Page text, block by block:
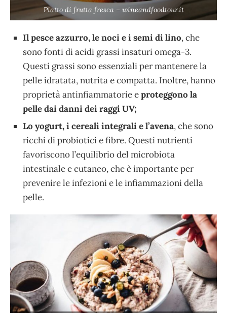
Piatto di frutta fresca – wineandfoodtour.it
Il pesce azzurro, le noci e i semi di lino, che
sono fonti di acidi grassi insaturi omega-3.
Questi grassi sono essenziali per mantenere la
pelle idratata, nutrita e compatta. Inoltre, hanno
proprietà antinfiammatorie eproteggono la
pelle dai danni dei raggi UV;
Lo yogurt, i cereali integrali e l’avena, che sono
ricchi di probiotici e fibre. Questi nutrienti
favoriscono l’equilibrio del microbiota
intestinale e cutaneo, che è importante per
prevenire le infezioni e le infiammazioni della
pelle.